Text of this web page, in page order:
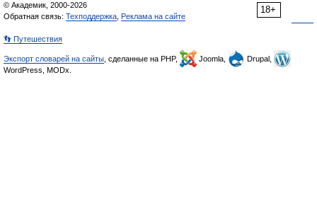
18+
© Академик, 2000-2026
Обратная связь: Техподдержка Реклама на сайте
👣 Путешествия
Экспорт словарей на сайты , сделанные на PHP, Joomla,
Drupal,
WordPress, MODx.